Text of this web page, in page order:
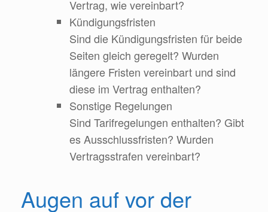
Vertrag, wie vereinbart?
Kündigungsfristen
Sind die Kündigungsfristen für beide
Seiten gleich geregelt? Wurden
längere Fristen vereinbart und sind
diese im Vertrag enthalten?
Sonstige Regelungen
Sind Tarifregelungen enthalten? Gibt
es Ausschlussfristen? Wurden
Vertragsstrafen vereinbart?
Augen auf vor der